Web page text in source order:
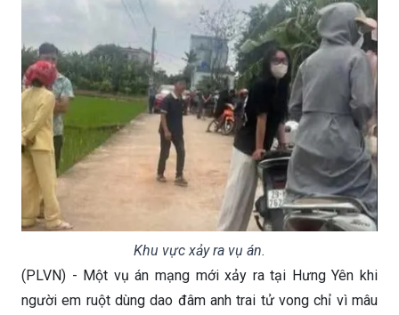
Khu vực xảy ra vụ án.
(PLVN) - Một vụ án mạng mới xảy ra tại Hưng Yên khi
người em ruột dùng dao đâm anh trai tử vong chỉ vì mâu
thuẫn nhỏ liên quan đến việc chặt chuối.